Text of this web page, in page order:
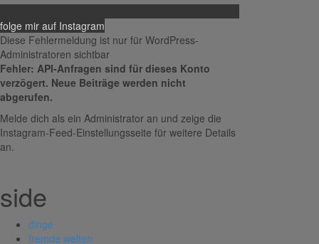
folge mir auf Instagram
Diese Fehlermeldung ist nur für WordPress-
Administratoren sichtbar
Fehler: API-Anfragen sind für dieses Konto
verzögert. Neue Beiträge werden nicht
abgerufen.
Melde dich als ein Administrator an und zeige die
Instagram-Feed-Einstellungsseite für weitere Details
an.
side
dinge
fremde welten